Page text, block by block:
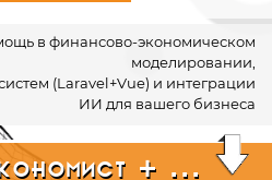
+ ...
в финансово-экономическом
моделировании,
(Laravel+Vue) и интеграции
ИИ для вашего бизнеса